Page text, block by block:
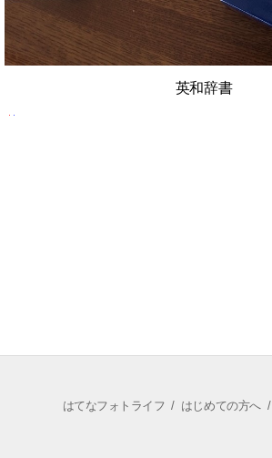
英和辞書
はてなフォトライフ / はじめての方へ/